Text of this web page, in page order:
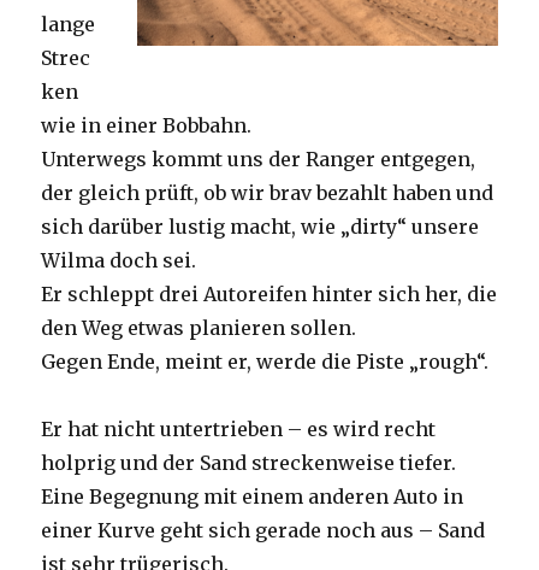
lange
Strec
ken
wie in einer Bobbahn.
Unterwegs kommt uns der Ranger entgegen,
der gleich prüft, ob wir brav bezahlt haben und
sich darüber lustig macht, wie „dirty“ unsere
Wilma doch sei.
Er schleppt drei Autoreifen hinter sich her, die
den Weg etwas planieren sollen.
Gegen Ende, meint er, werde die Piste „rough“.
Er hat nicht untertrieben – es wird recht
holprig und der Sand streckenweise tiefer.
Eine Begegnung mit einem anderen Auto in
einer Kurve geht sich gerade noch aus – Sand
ist sehr trügerisch.